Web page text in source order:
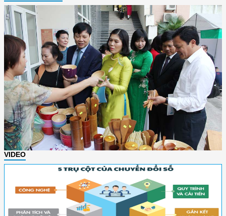
VIDEO